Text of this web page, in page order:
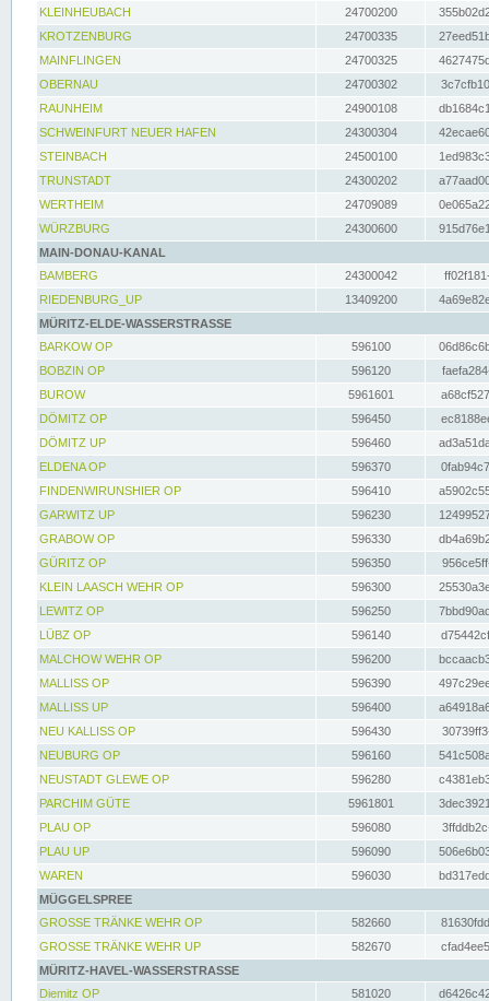
KLEINHEUBACH 24700200
KROTZENBURG
24700335
MAINFLINGEN
24700325
OBERNAU
24700302
RAUNHEIM
24900108
SCHWEINFURT NEUER HAFEN
24300304
STEINBACH
24500100
TRUNSTADT
24300202
WERTHEIM
24709089
WÜRZBURG
24300600
MAIN-DONAU-KANAL
BAMBERG
24300042
RIEDENBURG_UP
13409200
MÜRITZ-ELDE-WASSERSTRASSE
BARKOW OP
596100
BOBZIN OP
596120
BUROW
5961601
DÖMITZ OP
596450
DÖMITZ UP
596460
ELDENA OP
596370
FINDENWIRUNSHIER OP
596410
GARWITZ UP
596230
GRABOW OP
596330
GÜRITZ OP
596350
KLEIN LAASCH WEHR OP
596300
LEWITZ OP
596250
LÜBZ OP
596140
MALCHOW WEHR OP
596200
MALLISS OP
596390
MALLISS UP
596400
NEU KALLISS OP
596430
NEUBURG OP
596160
NEUSTADT GLEWE OP
596280
PARCHIM GÜTE
5961801
PLAU OP
596080
PLAU UP
596090
WAREN
596030
MÜGGELSPREE
GROSSE TRÄNKE WEHR OP
582660
GROSSE TRÄNKE WEHR UP
582670
MÜRITZ-HAVEL-WASSERSTRASSE
Diemitz OP
581020